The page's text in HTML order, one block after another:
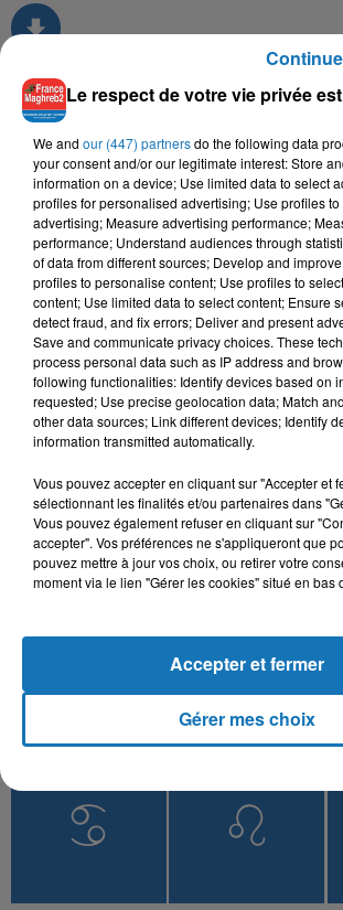
TITRES DIFFUSÉS
9h22
9h22
CHEB HAMIDOU, OMAR
KAMAL
Bahibek W Bes
9h14
9h14
MOHAMED ALLAOUA,
KENZA FARAH
Tidyanin
L'HOROSCOPE
Le respect de votre vie privée
We and our (447) partnersdo the following data
your consent and/or our legitimate interest: Store
information on a device; Use limited data to select
profiles for personalised advertising; Use profiles
advertising; Measure advertising performance;
performance; Understand audiences through
of data from different sources; Develop and
profiles to personalise content; Use profiles to
content; Use limited data to select content; Ensure
detect fraud, and fix errors; Deliver and present
Save and communicate privacy choices. These
process personal data such as IP address and
following functionalities: Identify devices based on
requested; Use precise geolocation data; Match
other data sources; Link different devices; Identify
information transmitted automatically.
Vous pouvez accepter en cliquant sur "Accepter et
sélectionnant les finalités et/ou partenaires dans
Vous pouvez également refuser en cliquant sur
accepter". Vos préférences ne s'appliqueront que
pouvez mettre à jour vos choix, ou retirer votre
moment via le lien "Gérer les cookies" situé en bas
Gérer mes choix
Accepter et fermer